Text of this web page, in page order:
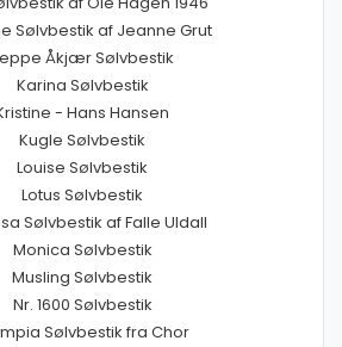
Sølvbestik af Jeanne Grut
Åkjær Sølvbestik
Karina Sølvbestik
- Hans Hansen
Kugle Sølvbestik
Louise Sølvbestik
Lotus Sølvbestik
Sølvbestik af Falle Uldall
Monica Sølvbestik
Musling Sølvbestik
Nr. 1600 Sølvbestik
Sølvbestik fra Chor